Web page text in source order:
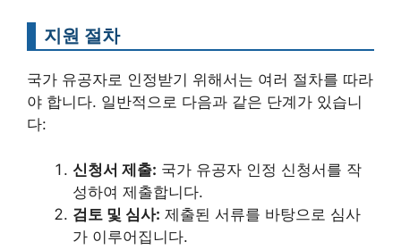
지원 절차
국가 유공자로 인정받기 위해서는 여러 절차를 따라
야 합니다. 일반적으로 다음과 같은 단계가 있습니
다:
신청서 제출: 국가 유공자 인정 신청서를 작
성하여 제출합니다.
검토 및 심사: 제출된 서류를 바탕으로 심사
가 이루어집니다.